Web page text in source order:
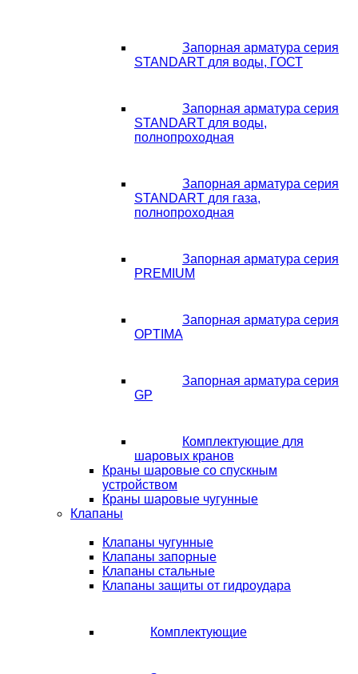
Запорная арматура серия
STANDART для воды, ГОСТ
Запорная арматура серия
STANDART для воды,
полнопроходная
Запорная арматура серия
STANDART для газа,
полнопроходная
Запорная арматура серия
PREMIUM
Запорная арматура серия
OPTIMA
Запорная арматура серия
GP
Комплектующие для
шаровых кранов
Краны шаровые со спускным
устройством
Краны шаровые чугунные
Клапаны
Клапаны чугунные
Клапаны запорные
Клапаны стальные
Клапаны защиты от гидроудара
Комплектующие